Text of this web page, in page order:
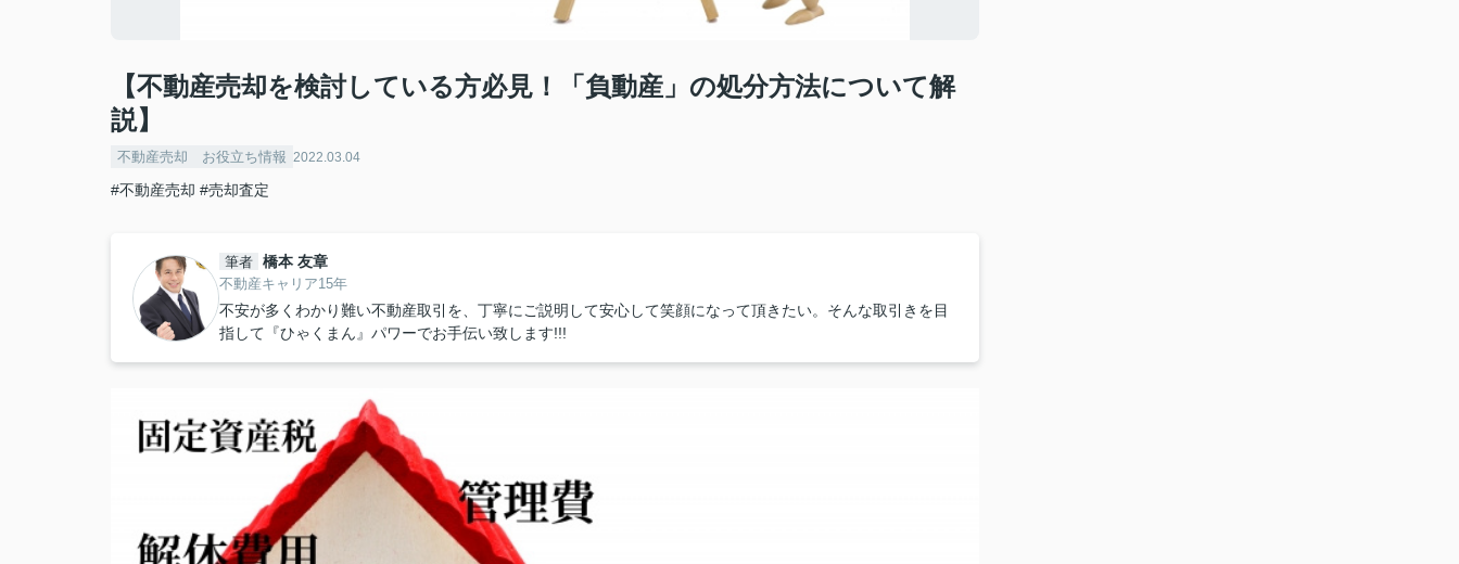
【不動産売却を検討している方必見！「負動産」の処分方法について解
説】
不動産売却 お役立ち情報 2022.03.04
#不動産売却 #売却査定
筆者 橋本 友章
不動産キャリア15年
不安が多くわかり難い不動産取引を、丁寧にご説明して安心して笑顔になって頂きたい。そんな取引きを目
指して『ひゃくまん』パワーでお手伝い致します!!!